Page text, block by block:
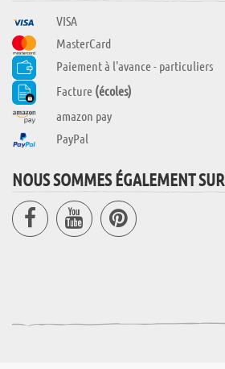
VISA
MasterCard
Paiement à l'avance - particuliers
Facture (écoles)
amazon pay
PayPal
NOUS SOMMES ÉGALEMENT SUR